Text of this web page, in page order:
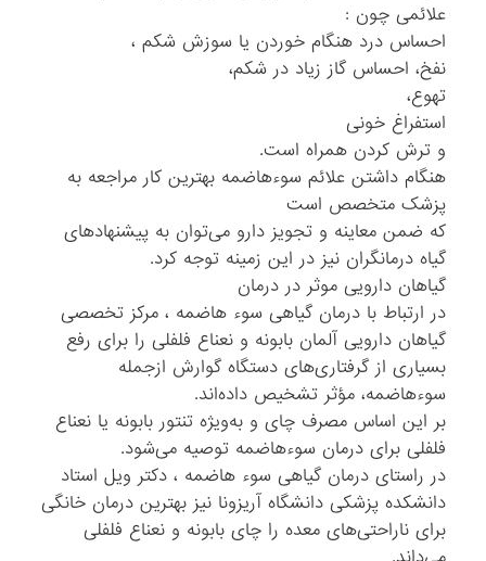
علائمی چون :
احساس درد هنگام خوردن یا سوزش شکم ،
نفخ، احساس گاز زیاد در شکم،
تهوع،
استفراغ خونی
و ترش کردن همراه است.
هنگام داشتن علائم سوءهاضمه بهترین کار مراجعه به
پزشک متخصص است
که ضمن معاینه و تجویز دارو می‌توان به پیشنهاد‌های
گیاه درمانگران نیز در این زمینه توجه کرد.
گیاهان دارویی موثر در درمان
در ارتباط با درمان گیاهی سوء هاضمه ، مرکز تخصصی
گیاهان دارویی آلمان بابونه و نعناع فلفلی را برای رفع
بسیاری از گرفتاری‌های دستگاه گوارش ازجمله
سوءهاضمه، مؤثر تشخیص داده‌اند.
بر این اساس مصرف چای و به‌ویژه تنتور بابونه یا نعناع
فلفلی برای درمان سوء‌هاضمه توصیه می‌شود.
در راستای درمان گیاهی سوء هاضمه ، دکتر ویل استاد
دانشکده پزشکی دانشگاه آریزونا نیز بهترین درمان خانگی
برای ناراحتی‌های معده را چای بابونه و نعناع فلفلی